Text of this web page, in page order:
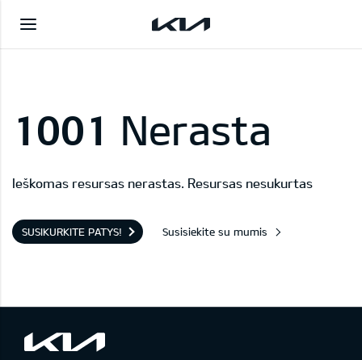
1001 Nerasta
Ieškomas resursas nerastas. Resursas nesukurtas
SUSIKURKITE PATYS! Susisiekite su mumis